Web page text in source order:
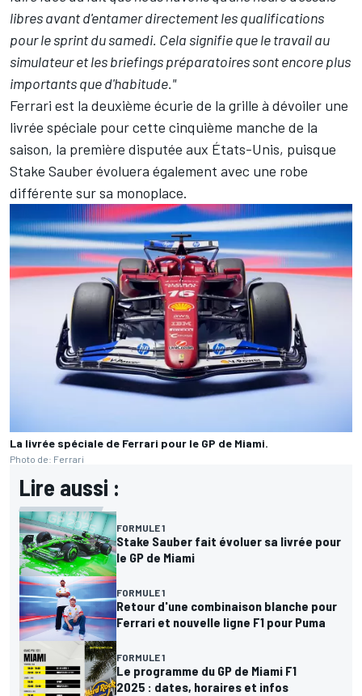
libres avant d'entamer directement les qualifications
pour le sprint du samedi. Cela signifie que le travail au
simulateur et les briefings préparatoires sont encore plus
importants que d'habitude."
Ferrari est la deuxième écurie de la grille à dévoiler une
livrée spéciale pour cette cinquième manche de la
saison, la première disputée aux États-Unis, puisque
Stake Sauberévoluera également avec une robe
différente sur sa monoplace.
La livrée spéciale de Ferrari pour le GP de Miami.
Photo de: Ferrari
Lire aussi :
FORMULE 1
Stake Sauber fait évoluer sa livrée pour
le GP de Miami
FORMULE 1
Retour d'une combinaison blanche pour
Ferrari et nouvelle ligne F1 pour Puma
FORMULE 1
Le programme du GP de Miami F1
2025 : dates, horaires et infos